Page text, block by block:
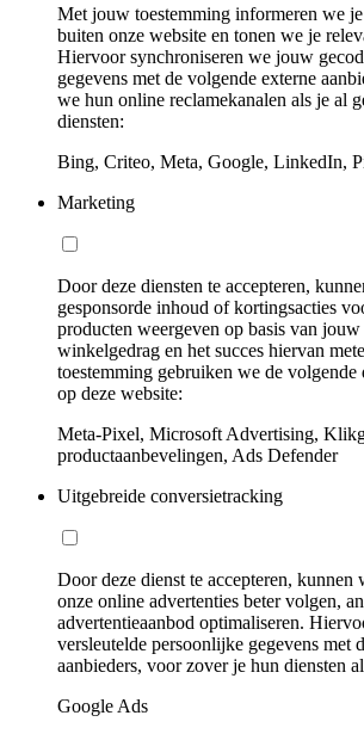
Met jouw toestemming informeren we
buiten onze website en tonen we je
Hiervoor synchroniseren we jouw
gegevens met de volgende externe
we hun online reclamekanalen als je al
diensten:
Bing, Criteo, Meta, Google, LinkedIn,
Marketing
Door deze diensten te accepteren,
gesponsorde inhoud of kortingsacties
producten weergeven op basis van jouw
winkelgedrag en het succes hiervan
toestemming gebruiken we de volgende
op deze website:
Meta-Pixel, Microsoft Advertising,
productaanbevelingen, Ads Defender
Uitgebreide conversietracking
Door deze dienst te accepteren, kunnen
onze online advertenties beter volgen,
advertentieaanbod optimaliseren.
versleutelde persoonlijke gegevens met
aanbieders, voor zover je hun diensten
Google Ads